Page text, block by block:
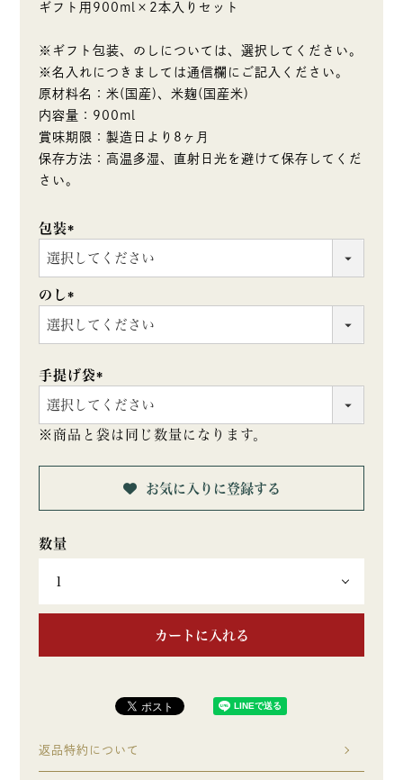
ギフト用900ml×2本入りセット
※ギフト包装、のしについては、選択してください。
※名入れにつきましては通信欄にご記入ください。
原材料名：米(国産)、米麹(国産米)
内容量：900ml
賞味期限：製造日より8ヶ月
保存方法：高温多湿、直射日光を避けて保存してくだ
さい。
包装
(必
須)
のし
(必
須)
手提げ袋
(必
須)
※商品と袋は同じ数量になります。
お気に入りに登録する
カートに入れる
返品特約について